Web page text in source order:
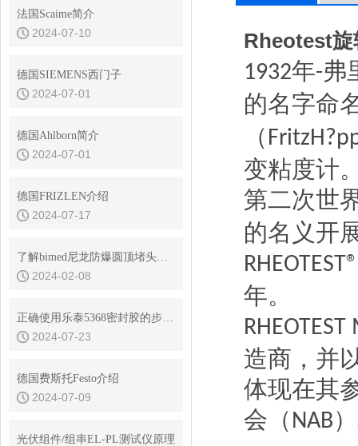
法国Scaime简介
2024-07-10
德国SIEMENS西门子
2024-07-01
德国Ahlborn简介
2024-07-01
德国FRIZLEN介绍
2024-07-17
了解bimed尼龙防爆圆顶堵头的结构与原理
2024-02-08
正确使用乐泰5368密封胶的步骤、技巧和预防措施
2024-07-23
德国费斯托Festo介绍
2024-07-09
光伏组件/组串EL-PL测试仪原理
Rheotest旋
1932年-弗
的名字命
（
变粘度计
第二次世
的名义开
年。
造商，并
体现在其
会（NAB